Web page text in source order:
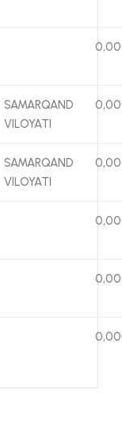
SAMARQAND
VILOYATI
SAMARQAND
VILOYATI